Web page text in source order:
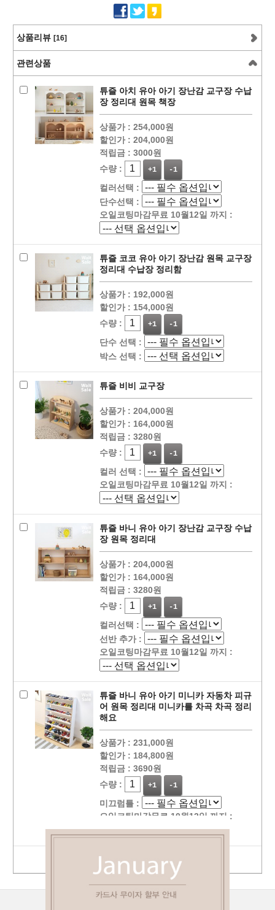
상품리뷰 [16]
관련상품
튜즐 아치 유아 아기 장난감 교구장 수납
장 정리대 원목 책장
상품가 : 254,000원
할인가 : 204,000원
적립금 : 3000원
수량 :
+1 -1
컬러선택 :
단수선택 :
오일코팅마감무료 10월12일 까지 :
튜즐 코코 유아 아기 장난감 원목 교구장
정리대 수납장 정리함
상품가 : 192,000원
할인가 : 154,000원
수량 :
+1 -1
단수 선택 :
박스 선택 :
튜즐 비비 교구장
상품가 : 204,000원
할인가 : 164,000원
적립금 : 3280원
수량 :
+1 -1
컬러 선택 :
오일코팅마감무료 10월12일 까지 :
튜즐 바니 유아 아기 장난감 교구장 수납
장 원목 정리대
상품가 : 204,000원
할인가 : 164,000원
적립금 : 3280원
수량 :
+1 -1
컬러선택 :
선반 추가 :
오일코팅마감무료 10월12일 까지 :
튜즐 바니 유아 아기 미니카 자동차 피규
어 원목 정리대 미니카를 차곡 차곡 정리
해요
상품가 : 231,000원
할인가 : 184,800원
적립금 : 3690원
수량 :
+1 -1
미끄럼틀 :
오일코팅마감무료 10월12일 까지 :
선택상품 장바구니 담기
PC버젼 이용안내 고객센터